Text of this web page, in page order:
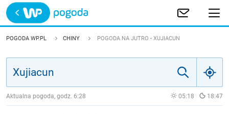
Trwa ładowanie
POLSKA
POGODA WP.PL CHINY POGODA NA JUTRO - XUJIACUN
Aktualna pogoda, godz. 6:28 05:18 18:47